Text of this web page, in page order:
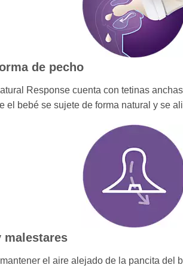
de pecho
Response cuenta con tetinas
el bebé se sujete de forma natural y se
malestares
el aire alejado de la pancita del